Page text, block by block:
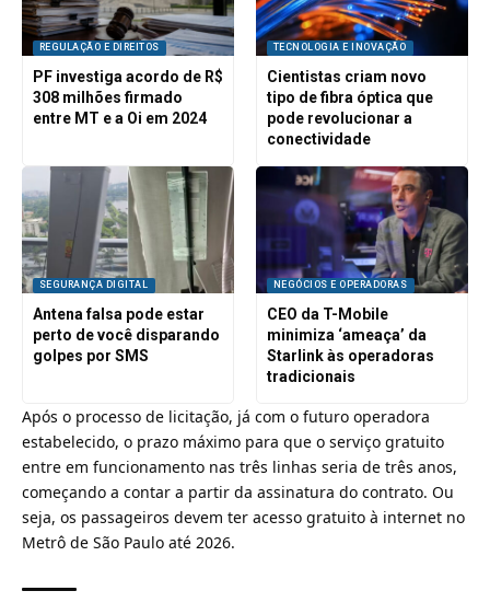
REGULAÇÃO E DIREITOS
PF investiga acordo de R$
308 milhões firmado
entre MT e a Oi em 2024
TECNOLOGIA E INOVAÇÃO
Cientistas criam novo
tipo de fibra óptica que
pode revolucionar a
conectividade
SEGURANÇA DIGITAL
Antena falsa pode estar
perto de você disparando
golpes por SMS
NEGÓCIOS E OPERADORAS
CEO da T-Mobile
minimiza ‘ameaça’ da
Starlink às operadoras
tradicionais
Após o processo de licitação, já com o futuro operadora
estabelecido, o prazo máximo para que o serviço gratuito
entre em funcionamento nas três linhas seria de três anos,
começando a contar a partir da assinatura do contrato. Ou
seja, os passageiros devem ter acesso gratuito à internet no
Metrô de São Paulo até 2026.